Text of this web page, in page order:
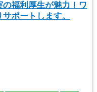
福利厚生が魅力！ワ
ポートします。